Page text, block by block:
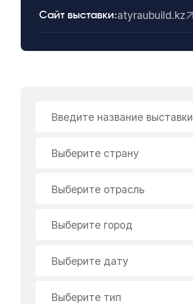
Сайт выставки:atyraubuild.kz
Введите название выставки
Выберите страну
Выберите отрасль
Выберите город
Выберите дату
Выберите тип